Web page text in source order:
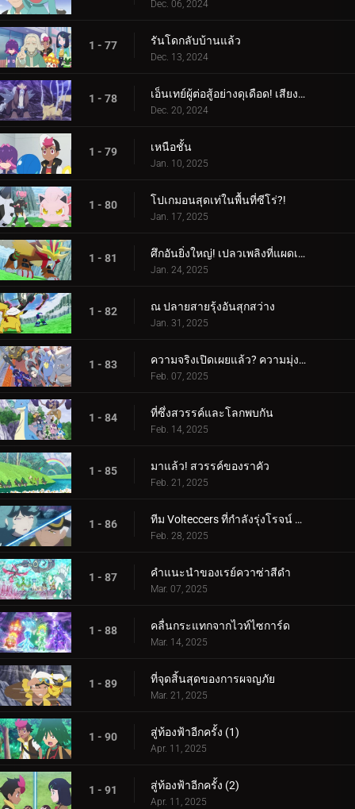
Dec. 06, 2024
1 - 77 รันโดกลับบ้านแล้ว
Dec. 13, 2024
1 - 78 เอ็นเทย์ผู้ต่อสู้อย่างดุเดือด! เสียงร้องแห่งเปลวเพลิง!!!
Dec. 20, 2024
1 - 79 เหนือชั้น
Jan. 10, 2025
1 - 80 โปเกมอนสุดเท่ในพื้นที่ซีโร่?!
Jan. 17, 2025
1 - 81 ศึกอันยิ่งใหญ่! เปลวเพลิงที่แผดเผาโลก
Jan. 24, 2025
1 - 82 ณ ปลายสายรุ้งอันสุกสว่าง
Jan. 31, 2025
1 - 83 ความจริงเปิดเผยแล้ว? ความมุ่งมั่นของอเมทิโอ
Feb. 07, 2025
1 - 84 ที่ซึ่งสวรรค์และโลกพบกัน
Feb. 14, 2025
1 - 85 มาแล้ว! สวรรค์ของราคัว
Feb. 21, 2025
1 - 86 ทีม Volteccers ที่กำลังรุ่งโรจน์ ปะทะ ทีม Explorers!
Feb. 28, 2025
1 - 87 คำแนะนำของเรย์ควาซ่าสีดำ
Mar. 07, 2025
1 - 88 คลื่นกระแทกจากไวท์ไซการ์ด
Mar. 14, 2025
1 - 89 ที่จุดสิ้นสุดของการผจญภัย
Mar. 21, 2025
1 - 90 สู่ท้องฟ้าอีกครั้ง (1)
Apr. 11, 2025
1 - 91 สู่ท้องฟ้าอีกครั้ง (2)
Apr. 11, 2025